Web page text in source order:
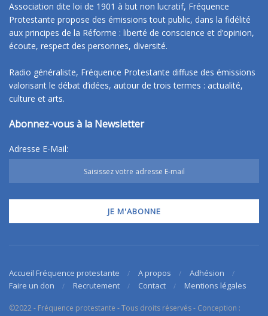
Association dite loi de 1901 à but non lucratif, Fréquence
Protestante propose des émissions tout public, dans la fidélité
aux principes de la Réforme : liberté de conscience et d’opinion,
écoute, respect des personnes, diversité.
Radio généraliste, Fréquence Protestante diffuse des émissions
valorisant le débat d’idées, autour de trois termes : actualité,
culture et arts.
Abonnez-vous à la Newsletter
Adresse E-Mail:
Accueil Fréquence protestante A propos
Adhésion
Faire un don
Recrutement Contact Mentions légales
©2022 - Fréquence protestante - Tous droits réservés - Conception :